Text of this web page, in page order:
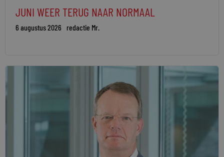
JUNI WEER TERUG NAAR NORMAAL
6 augustus 2026 redactie Mr.